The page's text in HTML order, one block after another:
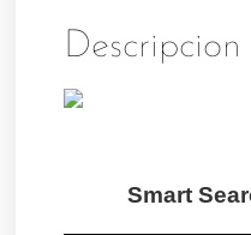
Descripcion
Smart